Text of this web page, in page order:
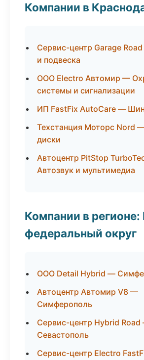
Компании в
Сервис-центр Garage
и подвеска
ООО Electro Автомир —
системы и сигнализации
ИП FastFix AutoCare —
Техстанция Моторс Nord
диски
Автоцентр PitStop
Автозвук и мультимедиа
Компании в
федеральный округ
ООО Detail Hybrid —
Автоцентр Автомир V8 —
Симферополь
Сервис-центр Hybrid
Севастополь
Сервис-центр Electro